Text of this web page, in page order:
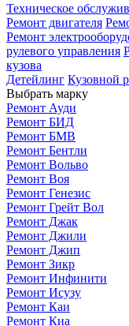
Техническое
Ремонт двигателя
Ремонт
рулевого управления
кузова
Детейлинг Кузовной
Выбрать марку
Ремонт Ауди
Ремонт БИД
Ремонт БМВ
Ремонт Бентли
Ремонт Вольво
Ремонт Воя
Ремонт Генезис
Ремонт Грейт Вол
Ремонт Джак
Ремонт Джили
Ремонт Джип
Ремонт Зикр
Ремонт Инфинити
Ремонт Исузу
Ремонт Каи
Ремонт Киа